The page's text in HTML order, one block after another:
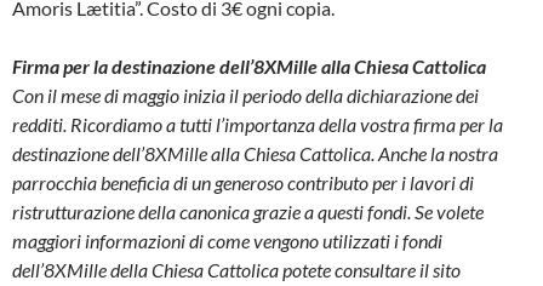
Amoris Lætitia”. Costo di 3€ ogni copia.
Firma per la destinazione dell’8XMille alla Chiesa Cattolica
Con il mese di maggio inizia il periodo della dichiarazione dei
redditi. Ricordiamo a tutti l’importanza della vostra firma per la
destinazione dell’8XMille alla Chiesa Cattolica. Anche la nostra
parrocchia beneficia di un generoso contributo per i lavori di
ristrutturazione della canonica grazie a questi fondi. Se volete
maggiori informazioni di come vengono utilizzati i fondi
dell’8XMille della Chiesa Cattolica potete consultare il sito